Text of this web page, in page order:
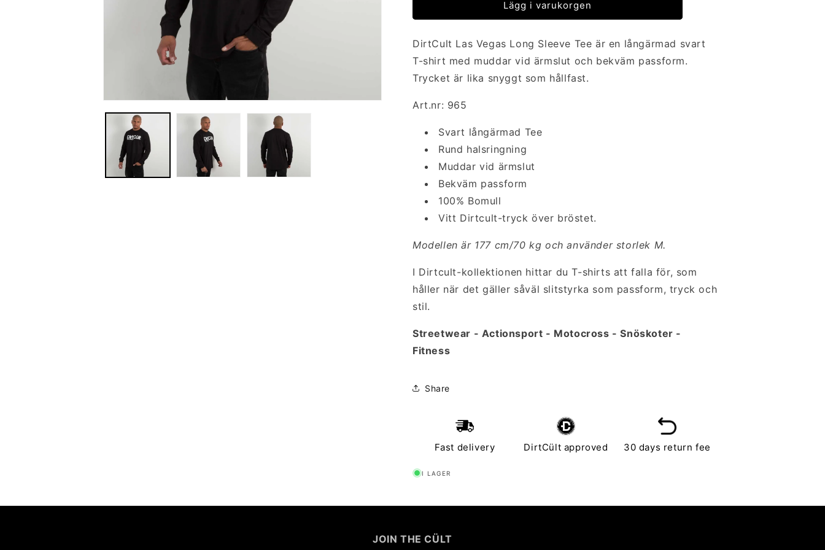
Lägg i varukorgen
DirtCult Las Vegas Long Sleeve Tee är en långärmad svart
T-shirt med muddar vid ärmslut och bekväm passform.
Trycket är lika snyggt som hållfast.
Art.nr: 965
Svart långärmad Tee
Rund halsringning
Muddar vid ärmslut
Bekväm passform
100% Bomull
Vitt Dirtcult-tryck över bröstet.
Modellen är 177 cm/70 kg och använder storlek M.
I Dirtcult-kollektionen hittar du T-shirts att falla för, som
håller när det gäller såväl slitstyrka som passform, tryck och
stil.
Streetwear - Actionsport - Motocross - Snöskoter -
Fitness
Share
Fast delivery DirtCült approved 30 days return fee
I LAGER
JOIN THE CÜLT